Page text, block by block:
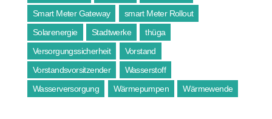
Smart Meter Gateway
smart Meter Rollout
Solarenergie
Stadtwerke
thüga
Versorgungssicherheit
Vorstand
Vorstandsvorsitzender
Wasserstoff
Wasserversorgung
Wärmepumpen Wärmewende